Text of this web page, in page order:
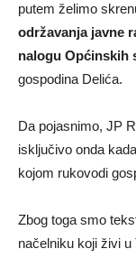
putem želimo
održavanja javne
nalogu Općinskih
gospodina Delića.
Da pojasnimo, JP
isključivo onda
kojom rukovodi
Zbog toga smo
načelniku koji živi u